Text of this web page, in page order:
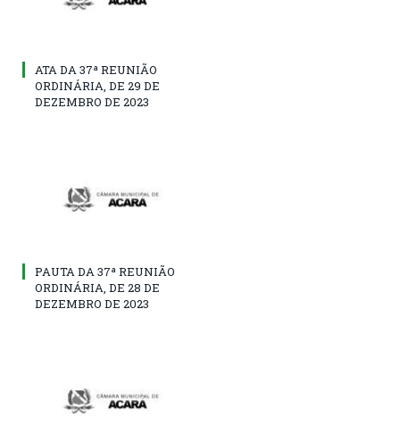
ATA DA 37ª REUNIÃO
ORDINÁRIA, DE 29 DE
DEZEMBRO DE 2023
PAUTA DA 37ª REUNIÃO
ORDINÁRIA, DE 28 DE
DEZEMBRO DE 2023